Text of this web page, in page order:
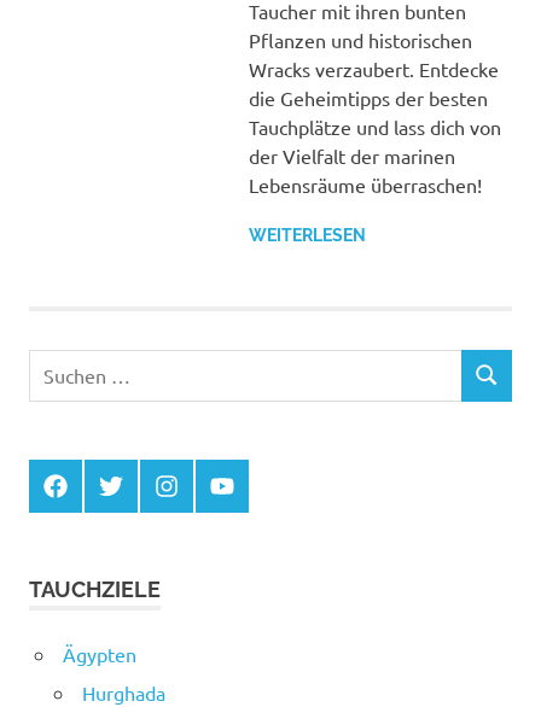
Taucher mit ihren bunten
Pflanzen und historischen
Wracks verzaubert. Entdecke
die Geheimtipps der besten
Tauchplätze und lass dich von
der Vielfalt der marinen
Lebensräume überraschen!
WEITERLESEN
nach:
SUCHEN
FacebookTwitterInstagramYouTube
TAUCHZIELE
Ägypten
Hurghada